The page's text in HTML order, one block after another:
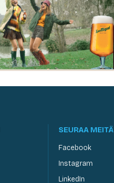
SEURAA MEITÄ
Facebook
Instagram
LinkedIn